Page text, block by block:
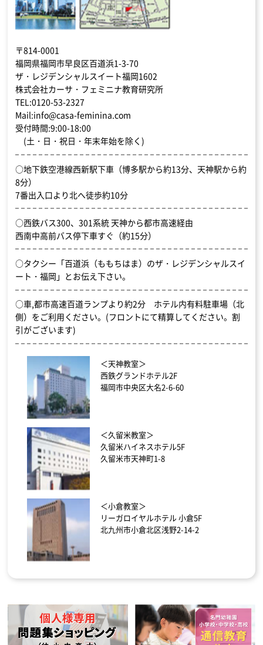
〒814-0001
福岡県福岡市早良区百道浜1-3-70
ザ・レジデンシャルスイート福岡1602
株式会社カーサ・フェミニナ教育研究所
TEL:0120-53-2327
Mail:info@casa-feminina.com
受付時間:9:00-18:00
(土・日・祝日・年末年始を除く)
○地下鉄空港線西新駅下車（博多駅から約13分、天神駅から約
8分）
7番出入口より北へ徒歩約10分
○西鉄バス300、301系統 天神から都市高速経由
西南中高前バス停下車すぐ（約15分）
○タクシー「百道浜（ももちはま）のザ・レジデンシャルスイ
ート・福岡」とお伝え下さい。
○車,都市高速百道ランプより約2分 ホテル内有料駐車場（北
側）をご利用ください。(フロントにて精算してください。割
引がございます)
＜天神教室＞
西鉄グランドホテル2F
福岡市中央区大名2-6-60
＜久留米教室＞
久留米ハイネスホテル5F
久留米市天神町1-8
＜小倉教室＞
リーガロイヤルホテル 小倉5F
北九州市小倉北区浅野2-14-2